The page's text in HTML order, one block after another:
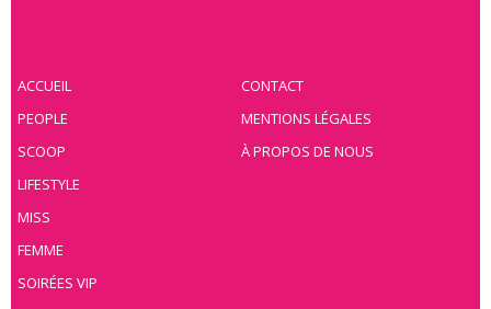
ACCUEIL
PEOPLE
SCOOP
LIFESTYLE
MISS
FEMME
SOIRÉES VIP
CONTACT
MENTIONS LÉGALES
À PROPOS DE NOUS